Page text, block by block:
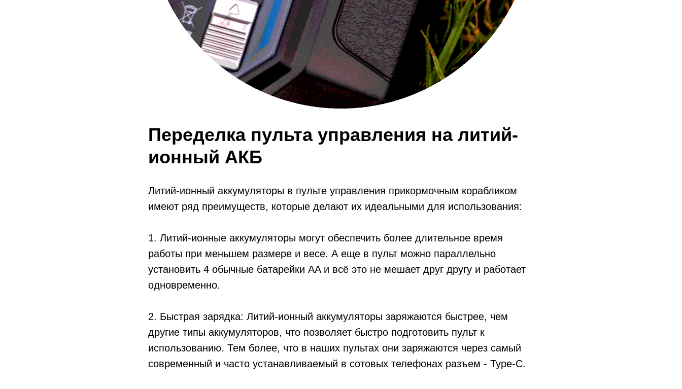
Переделка пульта управления на литий-
ионный АКБ
Литий-ионный аккумуляторы в пульте управления прикормочным корабликом
имеют ряд преимуществ, которые делают их идеальными для использования:
1. Литий-ионные аккумуляторы могут обеспечить более длительное время
работы при меньшем размере и весе. А еще в пульт можно параллельно
установить 4 обычные батарейки AA и всё это не мешает друг другу и работает
одновременно.
2. Быстрая зарядка: Литий-ионный аккумуляторы заряжаются быстрее, чем
другие типы аккумуляторов, что позволяет быстро подготовить пульт к
использованию. Тем более, что в наших пультах они заряжаются через самый
современный и часто устанавливаемый в сотовых телефонах разъем - Type-C.